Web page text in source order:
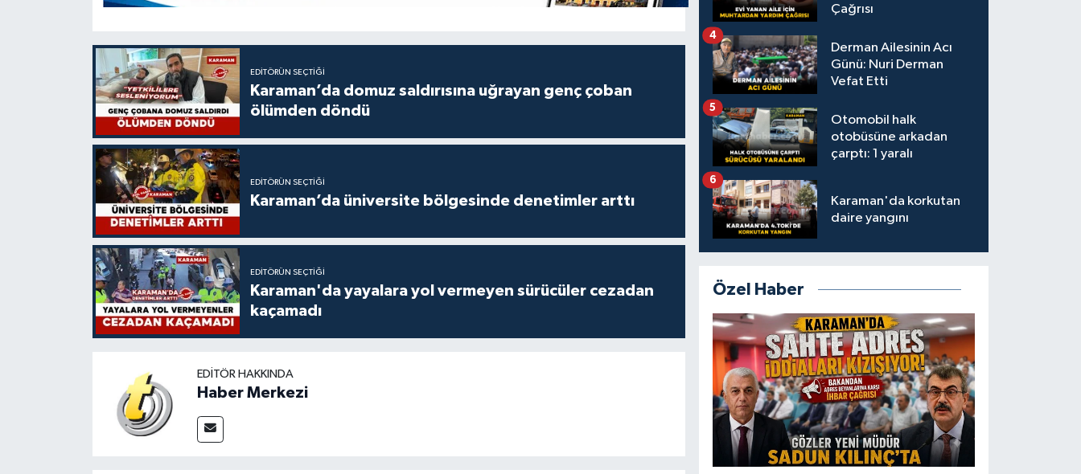
EDITÖRÜN SEÇTIĞI
Karaman’da domuz saldırısına uğrayan genç çoban
ölümden döndü
EDITÖRÜN SEÇTIĞI
Karaman’da üniversite bölgesinde denetimler arttı
EDITÖRÜN SEÇTIĞI
Karaman'da yayalara yol vermeyen sürücüler cezadan
kaçamadı
EDITÖR HAKKINDA
Haber Merkezi
Çağrısı
Derman Ailesinin Acı
Günü: Nuri Derman
Vefat Etti
4
Otomobil halk
otobüsüne arkadan
çarptı: 1 yaralı
5
Karaman'da korkutan
daire yangını
6
Özel Haber